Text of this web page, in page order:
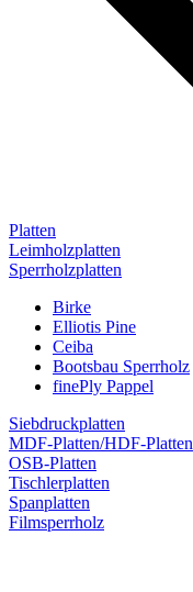
Platten
Leimholzplatten
Sperrholzplatten
Birke
Elliotis Pine
Ceiba
Bootsbau Sperrholz
finePly Pappel
Siebdruckplatten
MDF-Platten/HDF-Platten
OSB-Platten
Tischlerplatten
Spanplatten
Filmsperrholz